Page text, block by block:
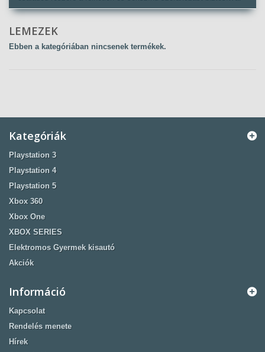
LEMEZEK
Ebben a kategóriában nincsenek termékek.
Kategóriák
Playstation 3
Playstation 4
Playstation 5
Xbox 360
Xbox One
XBOX SERIES
Elektromos Gyermek kisautó
Akciók
Információ
Kapcsolat
Rendelés menete
Hírek